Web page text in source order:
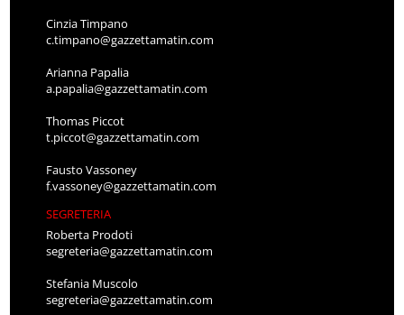
Cinzia Timpano
c.timpano@gazzettamatin.com
Arianna Papalia
a.papalia@gazzettamatin.com
Thomas Piccot
t.piccot@gazzettamatin.com
Fausto Vassoney
f.vassoney@gazzettamatin.com
SEGRETERIA
Roberta Prodoti
segreteria@gazzettamatin.com
Stefania Muscolo
segreteria@gazzettamatin.com